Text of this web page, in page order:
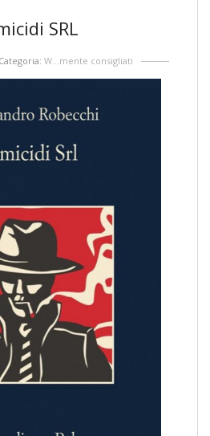
SRL
W...mente consigliati